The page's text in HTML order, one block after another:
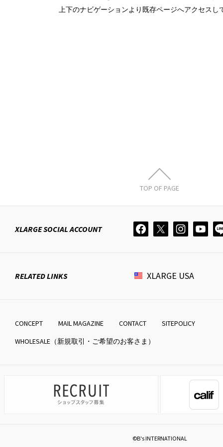
上下のナビゲーションより既存ページへアクセスし
TOP OF PAGE
XLARGESOCIAL ACCOUNT
RELATED LINKS XLARGE USA
CONCEPT MAIL MAGAZINE CONTACT
SITEPOLICY
WHOLESALE（新規取引・ご希望のお客さま）
©B's INTERNATIONAL